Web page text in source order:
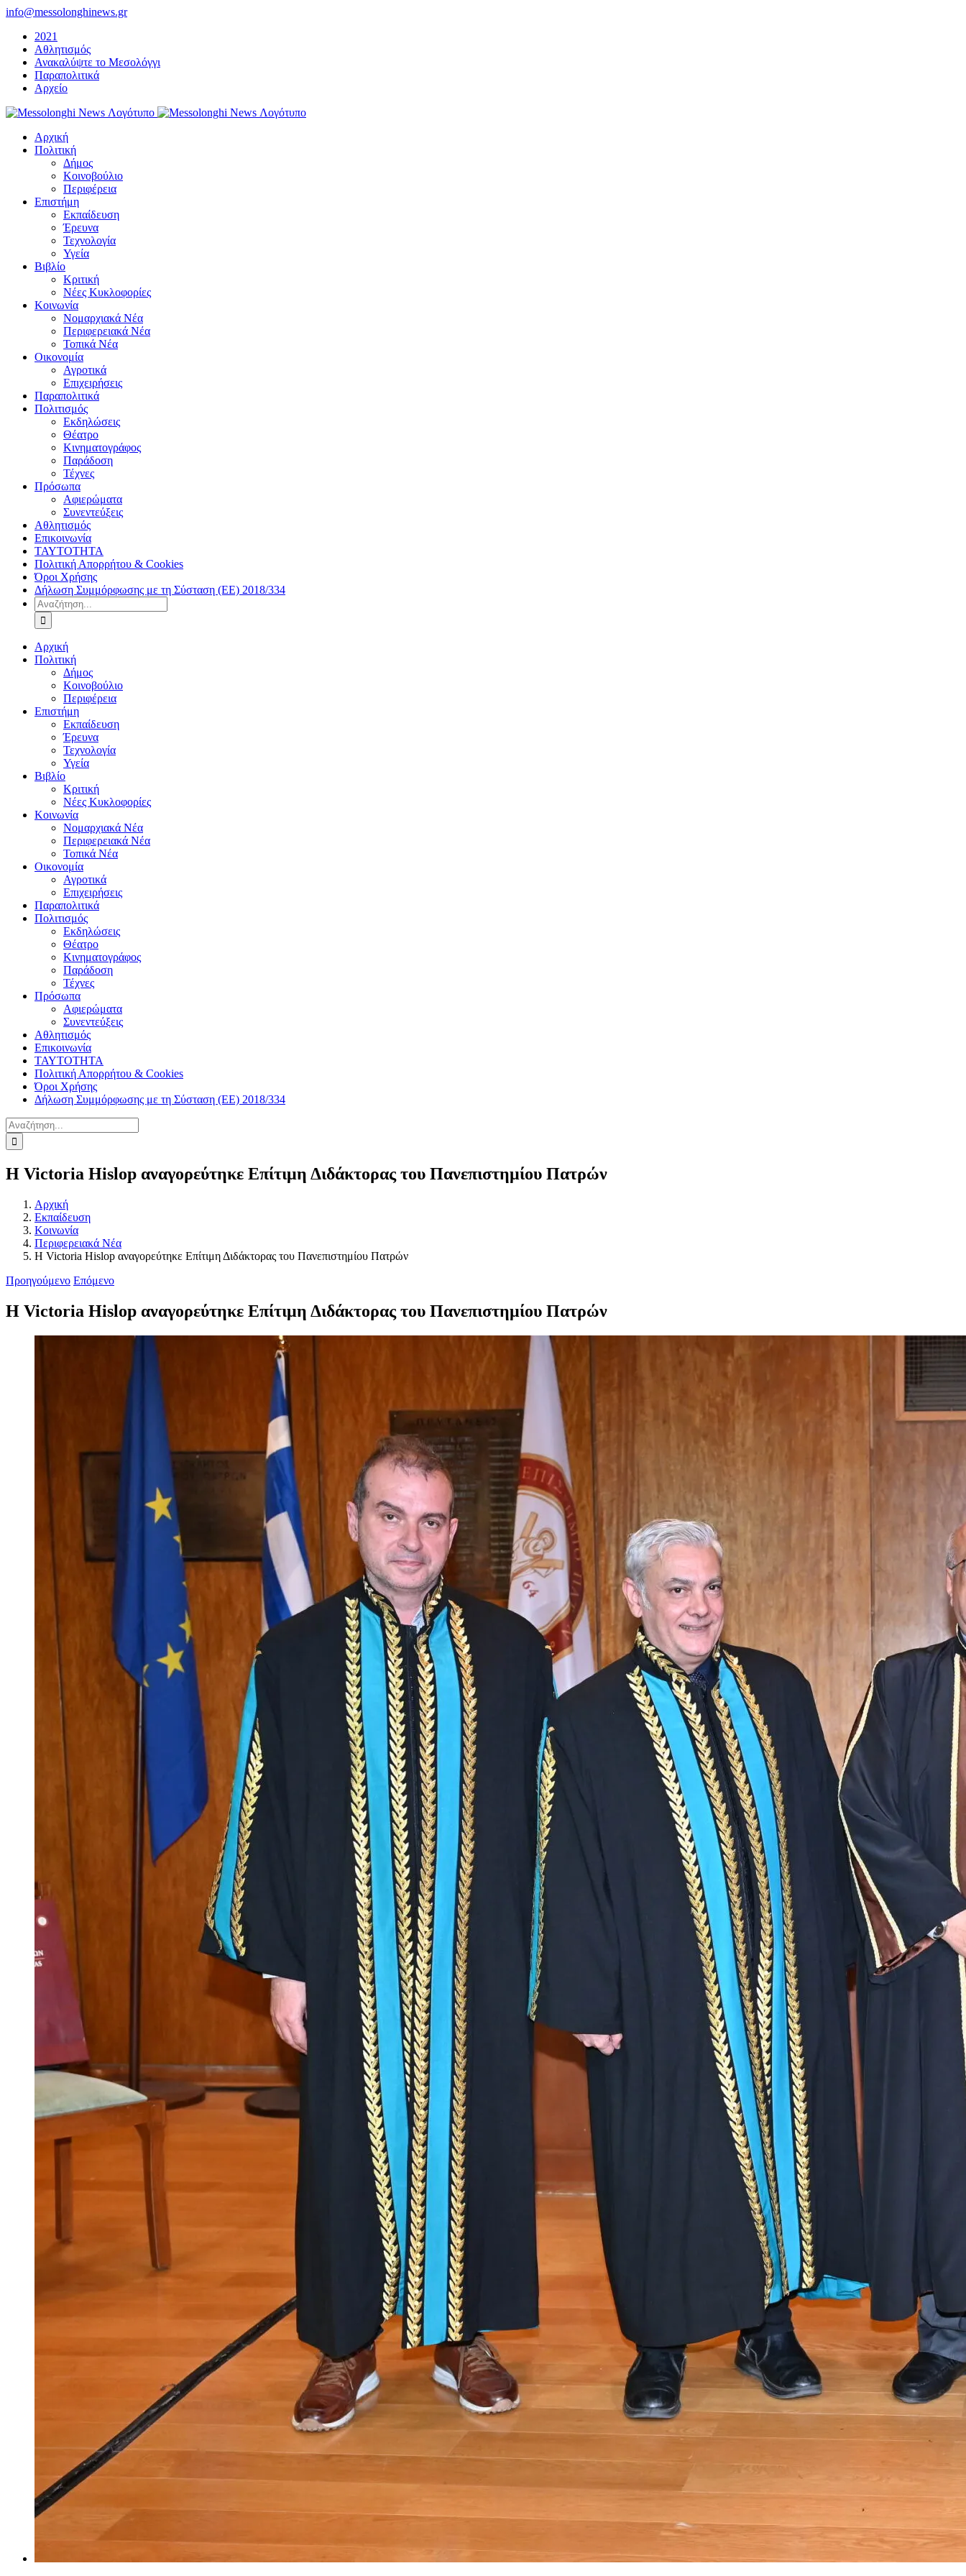
Μετάβαση
περιεχόμενο
info@messolonghinews.gr
2021
Αθλητισμός
Ανακαλύψτε το Μεσολόγγι
Παραπολιτικά
Αρχείο
Αρχική
Πολιτική
Δήμος
Κοινοβούλιο
Περιφέρεια
Επιστήμη
Εκπαίδευση
Έρευνα
Τεχνολογία
Υγεία
Βιβλίο
Κριτική
Νέες Κυκλοφορίες
Κοινωνία
Νομαρχιακά Νέα
Περιφερειακά Νέα
Τοπικά Νέα
Οικονομία
Αγροτικά
Επιχειρήσεις
Παραπολιτικά
Πολιτισμός
Εκδηλώσεις
Θέατρο
Κινηματογράφος
Παράδοση
Τέχνες
Πρόσωπα
Αφιερώματα
Συνεντεύξεις
Αθλητισμός
Επικοινωνία
ΤΑΥΤΟΤΗΤΑ
Πολιτική Απορρήτου & Cookies
Όροι Χρήσης
Δήλωση Συμμόρφωσης με τη Σύσταση (ΕΕ) 2018/334
Αναζήτηση
για:
Αρχική
Πολιτική
Δήμος
Κοινοβούλιο
Περιφέρεια
Επιστήμη
Εκπαίδευση
Έρευνα
Τεχνολογία
Υγεία
Βιβλίο
Κριτική
Νέες Κυκλοφορίες
Κοινωνία
Νομαρχιακά Νέα
Περιφερειακά Νέα
Τοπικά Νέα
Οικονομία
Αγροτικά
Επιχειρήσεις
Παραπολιτικά
Πολιτισμός
Εκδηλώσεις
Θέατρο
Κινηματογράφος
Παράδοση
Τέχνες
Πρόσωπα
Αφιερώματα
Συνεντεύξεις
Αθλητισμός
Επικοινωνία
ΤΑΥΤΟΤΗΤΑ
Πολιτική Απορρήτου & Cookies
Όροι Χρήσης
Δήλωση Συμμόρφωσης με τη Σύσταση (ΕΕ) 2018/334
Αναζήτηση
για:
Η Victoria Hislop αναγορεύτηκε Επίτιμη Διδάκτορας του Πανεπιστημίου Πατρών
Αρχική
Εκπαίδευση
Κοινωνία
Περιφερειακά Νέα
Η Victoria Hislop αναγορεύτηκε Επίτιμη Διδάκτορας του Πανεπιστημίου Πατρών
Προηγούμενο Επόμενο
Η Victoria Hislop αναγορεύτηκε Επίτιμη Διδάκτορας του Πανεπιστημίου Πατρών